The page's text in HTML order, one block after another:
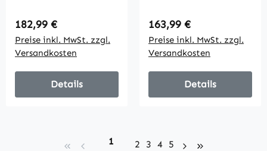
dickem Sitz,
Gummibaumholzfüß
en, Beige
Regulärer Preis:
182,99 €
Preise inkl. MwSt. zzgl.
Versandkosten
Details
dickem Sitz,
Gummibaumholzfüß
en, Grau
Regulärer Preis:
163,99 €
Preise inkl. MwSt. zzgl.
Versandkosten
Details
Seite
1 Seite
2 Seite
3 Seite
4 Seite
5